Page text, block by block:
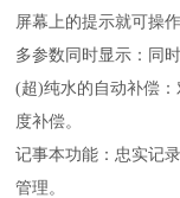
屏幕上的提示就可操作
多参数同时显示：同
(超)纯水的自动补偿
度补偿。
记事本功能：忠实记
管理。